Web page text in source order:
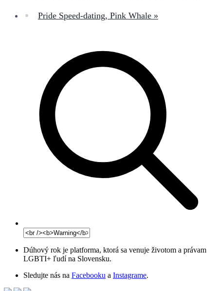
Pride Speed-dating, Pink Whale »
Dúhový rok je platforma, ktorá sa venuje životom a právam
LGBTI+ ľudí na Slovensku.
Sledujte nás na Facebooku a Instagrame.